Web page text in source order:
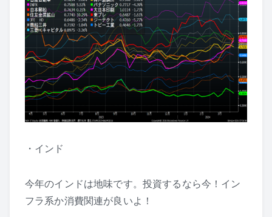
・インド
今年のインドは地味です。投資するなら今！イン
フラ系か消費関連が良いよ！